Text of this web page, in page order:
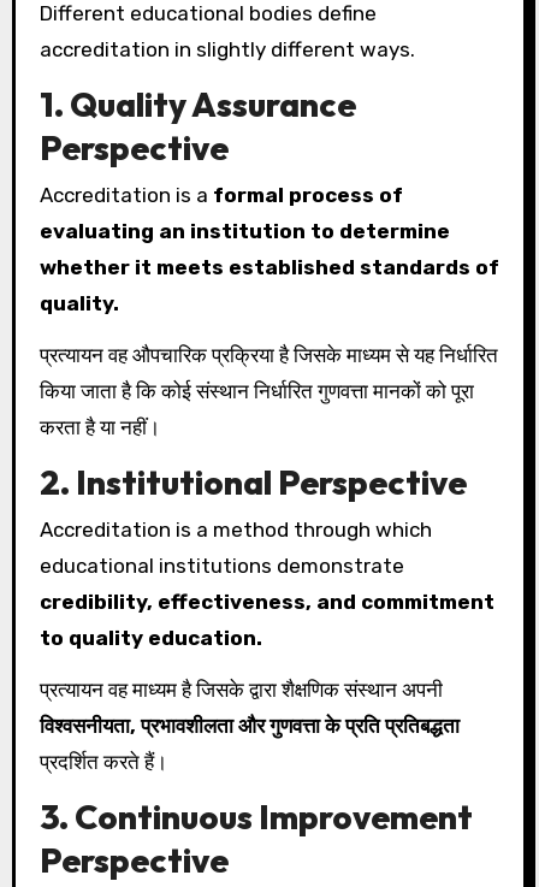
Different educational bodies define
accreditation in slightly different ways.
1. Quality Assurance
Perspective
Accreditation is a formal process of
evaluating an institution to determine
whether it meets established standards of
quality.
प्रत्यायन वह औपचारिक प्रक्रिया है जिसके माध्यम से यह निर्धारित
किया जाता है कि कोई संस्थान निर्धारित गुणवत्ता मानकों को पूरा
करता है या नहीं।
2. Institutional Perspective
Accreditation is a method through which
educational institutions demonstrate
credibility, effectiveness, and commitment
to quality education.
प्रत्यायन वह माध्यम है जिसके द्वारा शैक्षणिक संस्थान अपनी
विश्वसनीयता, प्रभावशीलता और गुणवत्ता के प्रति प्रतिबद्धता
प्रदर्शित करते हैं।
3. Continuous Improvement
Perspective